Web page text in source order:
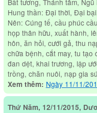
Hung thần: Đại thời, Đại
Nên: Cúng tế, cầu phúc
họp thân hữu, xuất hành,
hôn, ăn hỏi, cưới gả, thu
chữa bệnh, cắt may, tu tạo
đan dệt, khai trương, lập
trồng, chăn nuôi, nạp gia
Xem thêm: Ngày 11/11/
Thứ Năm, 12/11/2015,